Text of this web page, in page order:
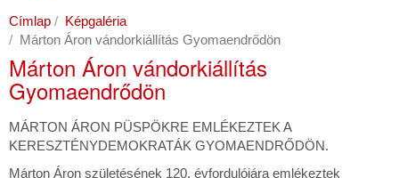
Címlap
Képgaléria
Márton Áron vándorkiállítás Gyomaendrődön
Márton Áron vándorkiállítás
Gyomaendrődön
MÁRTON ÁRON PÜSPÖKRE EMLÉKEZTEK A
KERESZTÉNYDEMOKRATÁK GYOMAENDRŐDÖN.
Márton Áron születésének 120. évfordulójára emlékeztek